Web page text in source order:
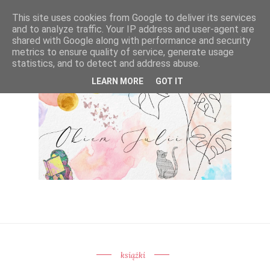
książki
This site uses cookies from Google to deliver its services
and to analyze traffic. Your IP address and user-agent are
shared with Google along with performance and security
metrics to ensure quality of service, generate usage
statistics, and to detect and address abuse.
LEARN MORE GOT IT